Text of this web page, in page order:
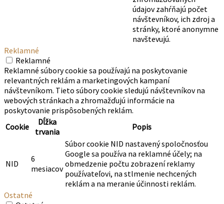
údajov zahŕňajú počet
návštevníkov, ich zdroj a
stránky, ktoré anonymne
navštevujú.
Reklamné
Reklamné
Reklamné súbory cookie sa používajú na poskytovanie
relevantných reklám a marketingových kampaní
návštevníkom. Tieto súbory cookie sledujú návštevníkov na
webových stránkach a zhromažďujú informácie na
poskytovanie prispôsobených reklám.
Cookie
Dĺžka
trvania
Popis
NID
6
mesiacov
Súbor cookie NID nastavený spoločnosťou
Google sa používa na reklamné účely; na
obmedzenie počtu zobrazení reklamy
používateľovi, na stlmenie nechcených
reklám a na meranie účinnosti reklám.
Ostatné